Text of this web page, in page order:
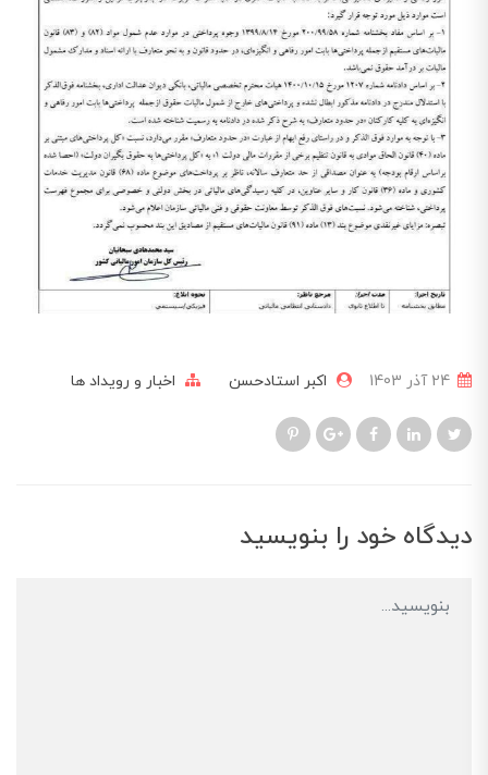
24 آذر 1403 اکبر استادحسن اخبار و رویداد ها
دیدگاه خود را بنویسید